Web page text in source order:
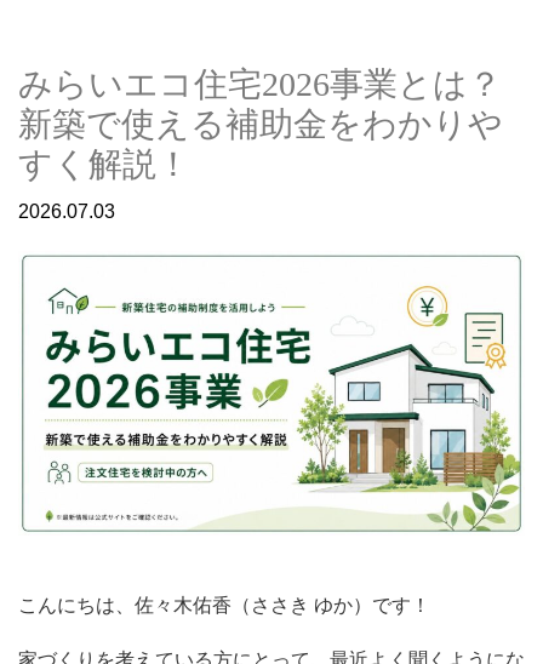
みらいエコ住宅2026事業とは？
新築で使える補助金をわかりや
すく解説！
2026.07.03
こんにちは、佐々木佑香（ささき ゆか）です！